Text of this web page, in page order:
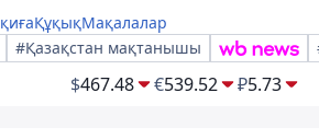
ҚұқықМақалалар
#Қазақстан мақтанышы
$467.48 €539.52 ₽5.73